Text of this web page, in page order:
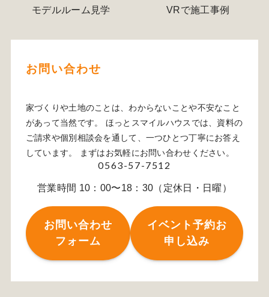
モデルルーム見学 VRで施工事例
お問い合わせ
家づくりや土地のことは、わからないことや不安なこと
があって当然です。 ほっとスマイルハウスでは、資料の
ご請求や個別相談会を通して、一つひとつ丁寧にお答え
しています。 まずはお気軽にお問い合わせください。
0563-57-7512
営業時間 10：00〜18：30（定休日・日曜）
お問い合わせ
フォーム
イベント予約お
申し込み